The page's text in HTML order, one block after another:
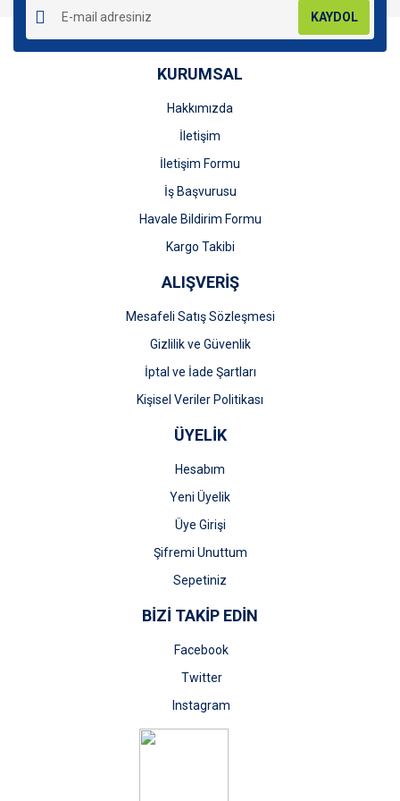
KAYDOL
KURUMSAL
Hakkımızda
İletişim
İletişim Formu
İş Başvurusu
Havale Bildirim Formu
Kargo Takibi
ALIŞVERİŞ
Mesafeli Satış Sözleşmesi
Gizlilik ve Güvenlik
İptal ve İade Şartları
Kişisel Veriler Politikası
ÜYELİK
Hesabım
Yeni Üyelik
Üye Girişi
Şifremi Unuttum
Sepetiniz
BİZİ TAKİP EDİN
Facebook
Twitter
Instagram